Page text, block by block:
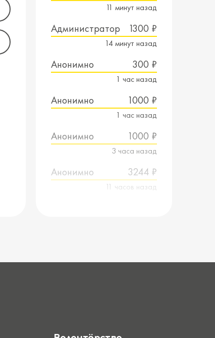
11 минут назад
Администратор 1300 ₽
14 минут назад
Анонимно 300 ₽
1 час назад
Анонимно 1000 ₽
1 час назад
Анонимно 1000 ₽
3 часа назад
Анонимно 3244 ₽
11 часов назад